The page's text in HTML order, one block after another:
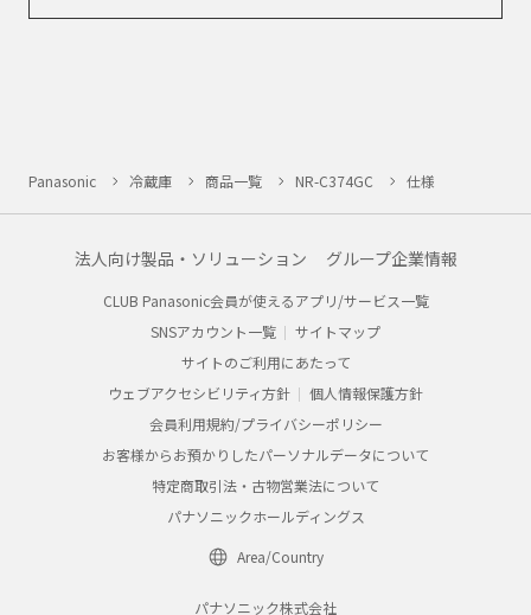
Panasonic 冷蔵庫 商品一覧 NR-C374GC 仕様
法人向け製品・ソリューション グループ企業情報
CLUB Panasonic会員が使えるアプリ/サービス一覧
SNSアカウント一覧
サイトマップ
サイトのご利用にあたって
ウェブアクセシビリティ方針
個人情報保護方針
会員利用規約/プライバシーポリシー
お客様からお預かりしたパーソナルデータについて
特定商取引法・古物営業法について
パナソニックホールディングス
Area/Country
パナソニック株式会社